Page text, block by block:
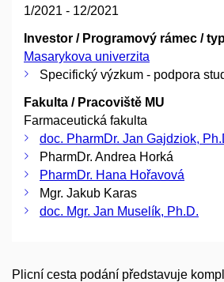
1/2021 - 12/2021
Investor / Programový rámec /
Masarykova univerzita
Specifický výzkum - podpora
Fakulta / Pracoviště MU
Farmaceutická fakulta
doc. PharmDr. Jan Gajdziok,
PharmDr. Andrea Horká
PharmDr. Hana Hořavová
Mgr. Jakub Karas
doc. Mgr. Jan Muselík, Ph.D.
Plicní cesta podání představuje